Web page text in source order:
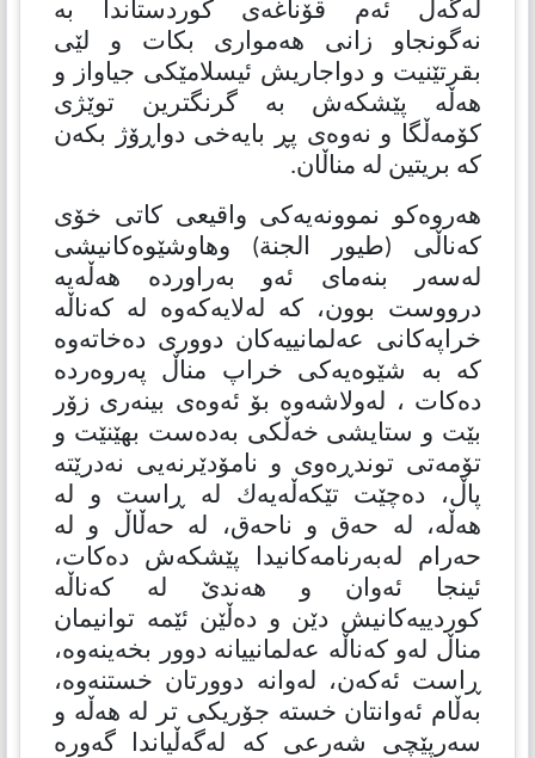
لەگەڵ ئەم قۆناغەی كوردستاندا بە
نەگونجاو زانی هەمواری بكات و لێی
بقرتێنیت و دواجاریش ئیسلامێكی جیاواز و
هەڵە پێشكەش بە گرنگترین توێژی
كۆمەڵگا و نەوەی پڕ بایەخی دواڕۆژ بكەن
كە بریتین لە مناڵان.
هەروەكو نموونەیەكی واقیعی كاتی خۆی
كەناڵی (طیور الجنة) وهاوشێوەكانیشی
لەسەر بنەمای ئەو بەراوردە هەڵەیە
درووست بوون، كە لەلایەكەوە لە كەناڵە
خراپەكانی عەلمانییەكان دووری دەخاتەوە
كە بە شێوەیەكی خراپ مناڵ پەروەردە
دەكات ، لەولاشەوە بۆ ئەوەی بینەری زۆر
بێت و ستایشی خەڵكی بەدەست بهێنێت و
تۆمەتی توندڕەوی و نامۆدێرنەیی نەدرێتە
پاڵ، دەچێت تێكەڵەیەك لە ڕاست و لە
هەڵە، لە حەق و ناحەق، لە حەڵاڵ و لە
حەرام لەبەرنامەكانیدا پێشكەش دەكات،
ئینجا ئەوان و هەندێ لە كەناڵە
كوردییەكانیش دێن و دەڵێن ئێمە توانیمان
مناڵ لەو كەناڵە عەلمانییانە دوور بخەینەوە،
ڕاست ئەكەن، لەوانە دوورتان خستنەوە،
بەڵام ئەوانتان خستە جۆریكی تر لە هەڵە و
سەرپێچی شەرعی كە لەگەڵیاندا گەورە